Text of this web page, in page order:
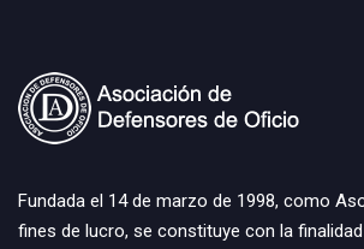
Fundada el 14 de marzo de 1998, como
fines de lucro, se constituye con la